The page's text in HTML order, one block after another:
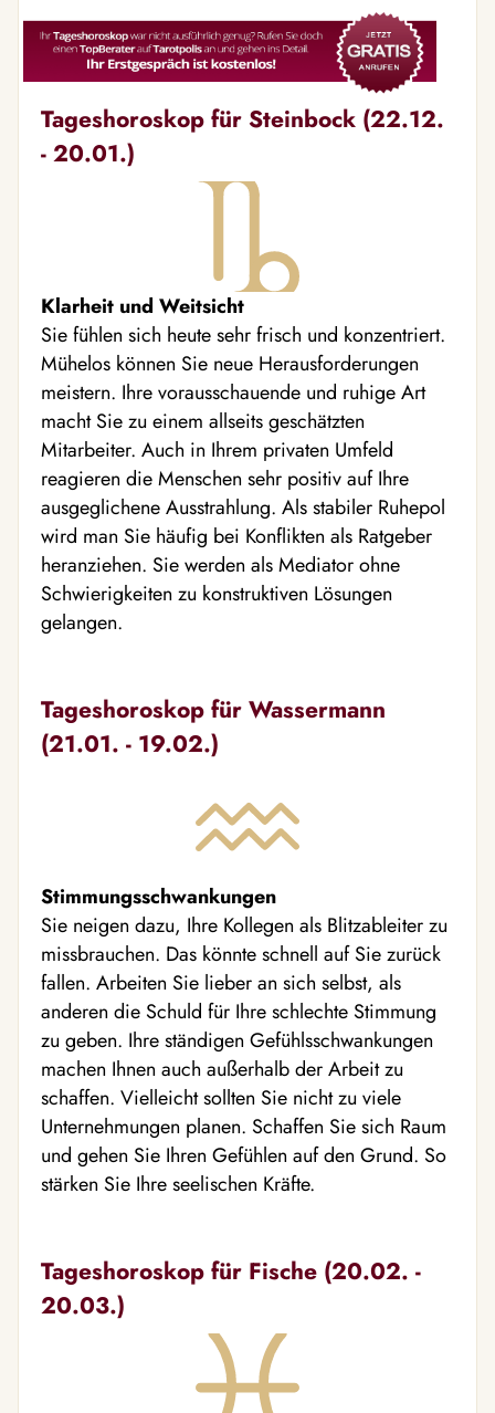
Tageshoroskop für Steinbock (22.12.
- 20.01.)
Klarheit und Weitsicht
Sie fühlen sich heute sehr frisch und konzentriert.
Mühelos können Sie neue Herausforderungen
meistern. Ihre vorausschauende und ruhige Art
macht Sie zu einem allseits geschätzten
Mitarbeiter. Auch in Ihrem privaten Umfeld
reagieren die Menschen sehr positiv auf Ihre
ausgeglichene Ausstrahlung. Als stabiler Ruhepol
wird man Sie häufig bei Konflikten als Ratgeber
heranziehen. Sie werden als Mediator ohne
Schwierigkeiten zu konstruktiven Lösungen
gelangen.
Tageshoroskop für Wassermann
(21.01. - 19.02.)
Stimmungsschwankungen
Sie neigen dazu, Ihre Kollegen als Blitzableiter zu
missbrauchen. Das könnte schnell auf Sie zurück
fallen. Arbeiten Sie lieber an sich selbst, als
anderen die Schuld für Ihre schlechte Stimmung
zu geben. Ihre ständigen Gefühlsschwankungen
machen Ihnen auch außerhalb der Arbeit zu
schaffen. Vielleicht sollten Sie nicht zu viele
Unternehmungen planen. Schaffen Sie sich Raum
und gehen Sie Ihren Gefühlen auf den Grund. So
stärken Sie Ihre seelischen Kräfte.
Tageshoroskop für Fische (20.02. -
20.03.)